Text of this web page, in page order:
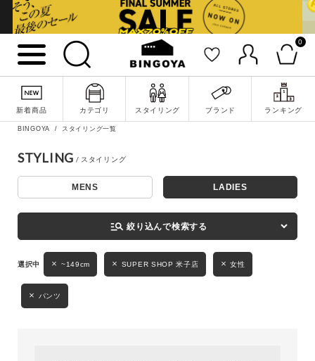
0
新着商品 カテゴリ スタイリング ブランド ランキング
詳細検索
キーワード
性別
MENS LADIES KIDS
BINGOYA スタイリング一覧
STYLING
MENS LADIES
manage_search 絞り込んで検索する
~149cm SUPER SHOP 米子店 女性
パンツ